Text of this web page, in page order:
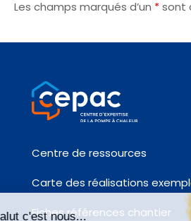
Les champs marqués d’un *sont
Centre de ressources
Carte des réalisations
Fiches références chantier